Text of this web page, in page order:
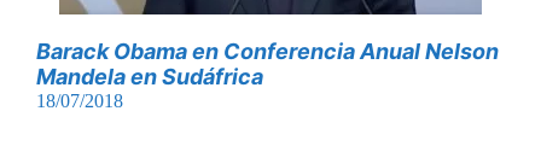
Barack Obama en Conferencia Anual Nelson
Mandela en Sudáfrica
18/07/2018